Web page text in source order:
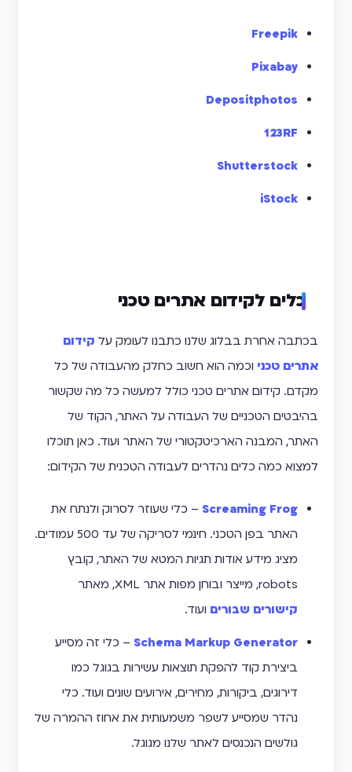
Freepik
Pixabay
Depositphotos
123RF
Shutterstock
iStock
כלים לקידום אתרים טכני
בכתבה אחרת בבלוג שלנו כתבנו לעומק על קידום
אתרים טכני וכמה הוא חשוב כחלק מהעבודה של כל
מקדם. קידום אתרים טכני כולל למעשה כל מה שקשור
בהיבטים הטכניים של העבודה על האתר, הקוד של
האתר, המבנה הארכיטקטורי של האתר ועוד. כאן תוכלו
למצוא כמה כלים נהדרים לעבודה הטכנית של הקידום:
Screaming Frog – כלי שעוזר לסרוק ולנתח את
האתר בפן הטכני. חינמי לסריקה של עד 500 עמודים.
מציג מידע אודות תגיות המטא של האתר, קובץ
robots, מייצר ובוחן מפות אתר XML, מאתר
קישורים שבורים ועוד.
Schema Markup Generator – כלי זה מסייע
ביצירת קוד להפקת תוצאות עשירות בגוגל כמו
דירוגים, ביקורות, מחירים, אירועים שונים ועוד. כלי
נהדר שמסייע לשפר משמעותית את אחוז ההמרה של
גולשים הנכנסים לאתר שלנו מגוגל.